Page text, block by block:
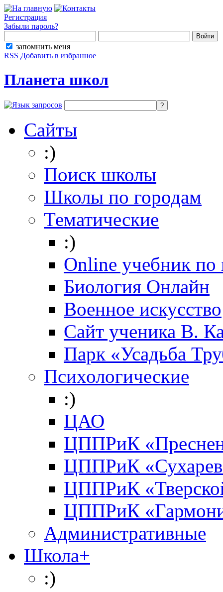
Регистрация
Забыли пароль?
запомнить меня
RSS Добавить в избранное
Планета школ
Сайты
:)
Поиск школы
Школы по городам
Тематические
:)
Online учебник по
Биология Онлайн
Военное искусство
Cайт ученика В.
Парк «Усадьба
Психологические
:)
ЦАО
ЦППРиК
ЦППРиК
ЦППРиК
ЦППРиК
Административные
Школа+
:)